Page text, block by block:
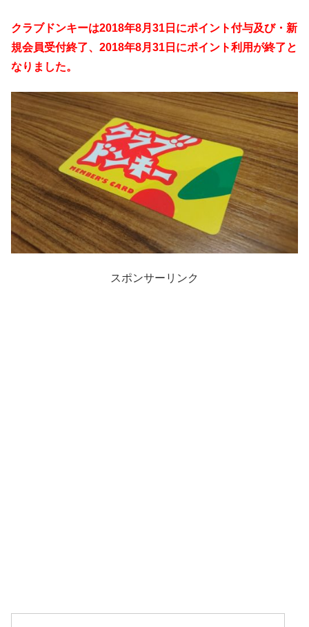
クラブドンキーは2018年8月31日にポイント付与及び・新
規会員受付終了、2018年8月31日にポイント利用が終了と
なりました。
スポンサーリンク